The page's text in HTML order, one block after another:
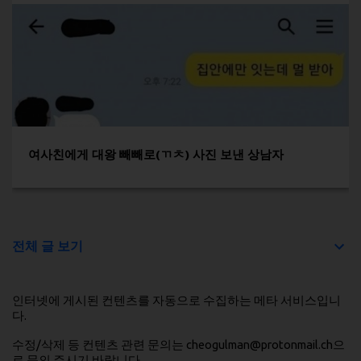
여사친에게 대왕 빼빼로(ㄲㅊ) 사진 보낸 상남자
전체 글 보기
인터넷에 게시된 컨텐츠를 자동으로 수집하는 메타 서비스입니
다.
수정/삭제 등 컨텐츠 관련 문의는 cheogulman@protonmail.ch으